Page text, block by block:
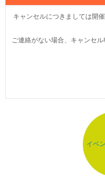
キャンセルにつきましては開
ご連絡がない場合、キャンセ
イベ